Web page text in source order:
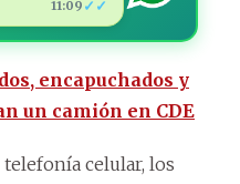
11:09 ✓✓
encapuchados y
un camión en CDE
celular, los